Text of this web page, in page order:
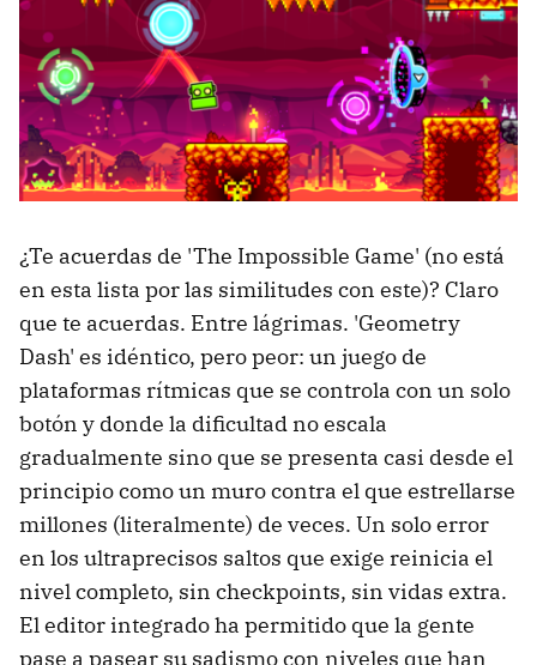
Shadow of the Beast (1989)
Doom (2016)
FTL: Faster Than Light (2012)
The Legend of Zelda: Majora's Mask (2000)
Ikaruga (2001)
Stuntman (2002)
Guitar Hero III (2007)
Trap Adventure 2 (2016)
Super Mario Bros: The Lost Levels (1986)
Battletoads (1991)
Ghosts'n Goblins (1985)
Teenage Mutant Ninja Turtles (1989)
Ninja Gaiden (2004)
Super Mario Maker 2 (2019)
¿Te acuerdas de 'The Impossible Game' (no está
en esta lista por las similitudes con este)? Claro
que te acuerdas. Entre lágrimas. 'Geometry
Dash' es idéntico, pero peor: un juego de
plataformas rítmicas que se controla con un solo
botón y donde la dificultad no escala
gradualmente sino que se presenta casi desde el
principio como un muro contra el que estrellarse
millones (literalmente) de veces. Un solo error
en los ultraprecisos saltos que exige reinicia el
nivel completo, sin checkpoints, sin vidas extra.
El editor integrado ha permitido que la gente
pase a pasear su sadismo con niveles que han